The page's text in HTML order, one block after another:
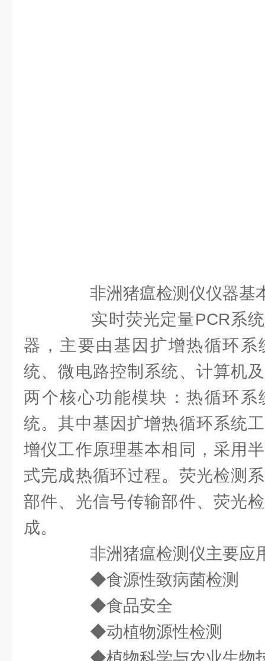
非洲猪瘟检测仪仪器基
实时荧光定量PCR系统
器，主要由基因扩增热循环
统、微电路控制系统、计算机
两个核心功能模块：热循环系
统。其中基因扩增热循环系统
增仪工作原理基本相同，采用
式完成热循环过程。荧光检测
部件、光信号传输部件、荧光
成。
非洲猪瘟检测仪主要应
◆食源性致病菌检测
◆食品安全
◆动植物源性检测